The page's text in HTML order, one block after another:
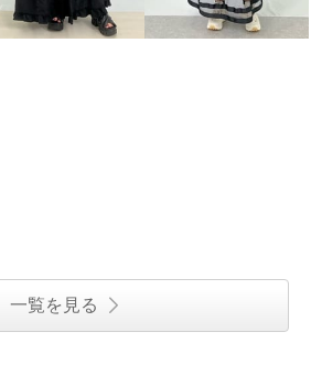
一覧を見る